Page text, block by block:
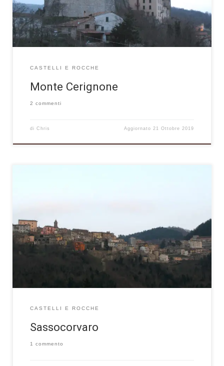
Rocca Feltresca, simbolo del […]
CASTELLI E ROCCHE
Monte Cerignone
2 commenti
di Chris Aggiornato21 Ottobre 2019
sottostante vallata del Foglia, proprio sopra il lago artificiale di
Mercatale del quale si possono ammirare, praticamente da
ogni punto del paese, splendidi scorci panoramici. La struttura
del borgo si […]
CASTELLI E ROCCHE
Sassocorvaro
1 commento